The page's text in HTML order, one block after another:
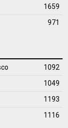
1659
971
1092
1049
1193
1116